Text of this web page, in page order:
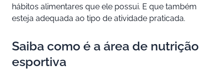
hábitos alimentares que ele possui. E que também
esteja adequada ao tipo de atividade praticada.
Saiba como é a área de nutrição
esportiva